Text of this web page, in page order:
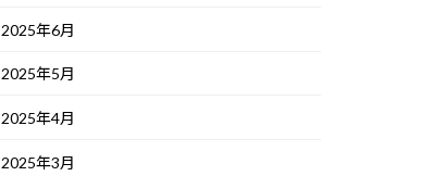
2025年6月
2025年5月
2025年4月
2025年3月